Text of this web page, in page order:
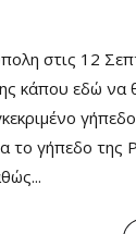
στις 12
κάπου εδώ να
το γήπεδο της